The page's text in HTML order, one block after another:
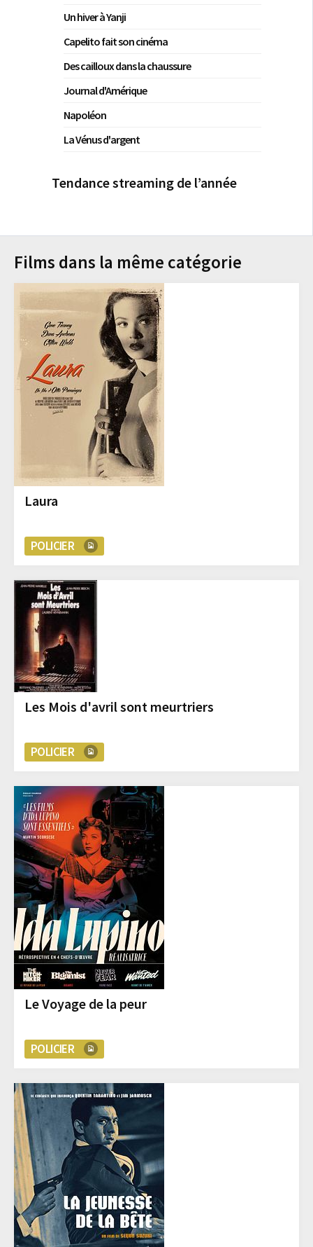
Un hiver à Yanji
Capelito fait son cinéma
Des cailloux dans la chaussure
Journal d'Amérique
Napoléon
La Vénus d'argent
Tendance streaming de l’année
Films dans la même catégorie
Laura
POLICIER
Les Mois d'avril sont meurtriers
POLICIER
Le Voyage de la peur
POLICIER